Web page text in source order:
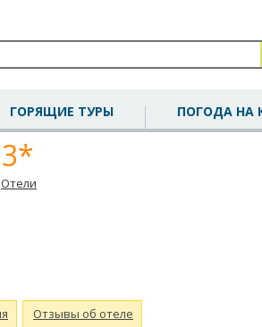
ГОРЯЩИЕ ТУРЫ ПОГОДА НА
Отели
Отзывы об отеле